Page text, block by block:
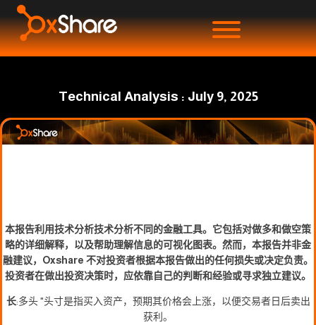
Technical Analysis : July 9, 2025
本报告利用技术分析技术分析不同的金融工具。它包括对做多和做空策
略的详细解释，以及帮助理解信息的可视化图表。然而，本报告并非金
融建议，Oxshare 不对投资者根据本报告做出的任何损失或决定负责。
投资者在做出投资决策时，应依靠自己的判断和经验或寻求独立建议。
长:多头 "头寸是指买入资产，预期其价格会上涨，以便交易者日后卖出
获利。